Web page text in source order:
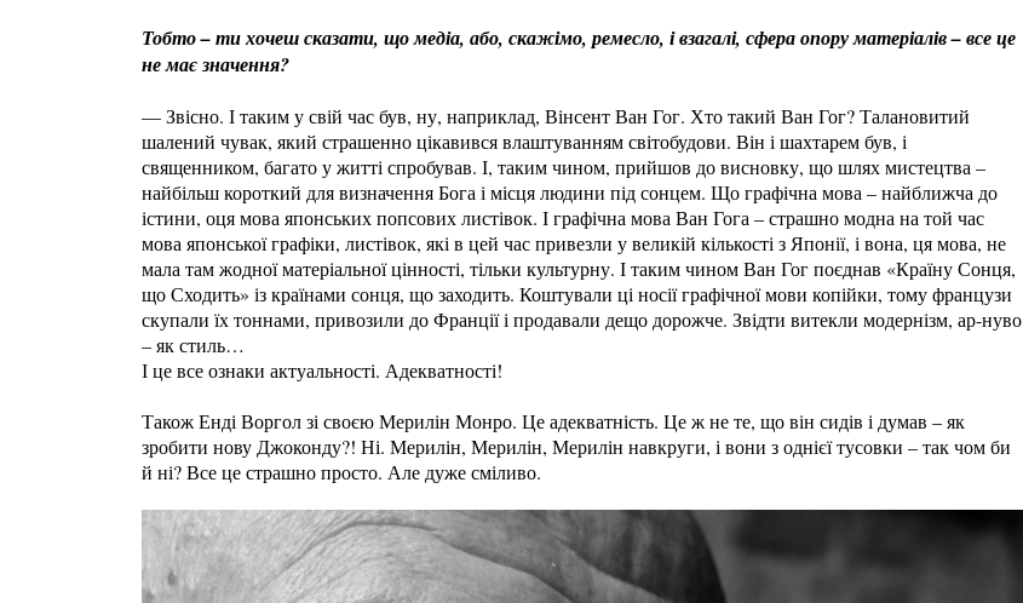
Тобто – ти хочеш сказати, що медіа, або, скажімо, ремесло, і взагалі, сфера опору матеріалів – все це
не має значення?
— Звісно. І таким у свій час був, ну, наприклад, Вінсент Ван Гог. Хто такий Ван Гог? Талановитий
шалений чувак, який страшенно цікавився влаштуванням світобудови. Він і шахтарем був, і
священником, багато у житті спробував. І, таким чином, прийшов до висновку, що шлях мистецтва –
найбільш короткий для визначення Бога і місця людини під сонцем. Що графічна мова – найближча до
істини, оця мова японських попсових листівок. І графічна мова Ван Гога – страшно модна на той час
мова японської графіки, листівок, які в цей час привезли у великій кількості з Японії, і вона, ця мова, не
мала там жодної матеріальної цінності, тільки культурну. І таким чином Ван Гог поєднав «Країну Сонця,
що Сходить» із країнами сонця, що заходить. Коштували ці носії графічної мови копійки, тому французи
скупали їх тоннами, привозили до Франції і продавали дещо дорожче. Звідти витекли модернізм, ар-нуво
– як стиль…
І це все ознаки актуальності. Адекватності!
Також Енді Воргол зі своєю Мерилін Монро. Це адекватність. Це ж не те, що він сидів і думав – як
зробити нову Джоконду?! Ні. Мерилін, Мерилін, Мерилін навкруги, і вони з однієї тусовки – так чом би
й ні? Все це страшно просто. Але дуже сміливо.